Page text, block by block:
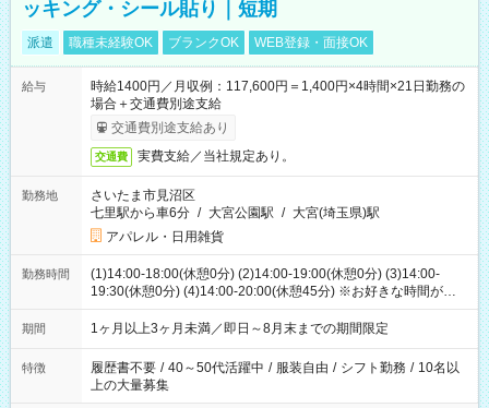
ッキング・シール貼り｜短期
派遣 職種未経験OK ブランクOK WEB登録・面接OK
給与
時給1400円／月収例：117,600円＝1,400円×4時間×21日勤務の
場合＋交通費別途支給
交通費別途支給あり
交通費 実費支給／当社規定あり。
勤務地
さいたま市見沼区
七里駅から車6分 / 大宮公園駅 / 大宮(埼玉県)駅
アパレル・日用雑貨
勤務時間
(1)14:00-18:00(休憩0分) (2)14:00-19:00(休憩0分) (3)14:00-
19:30(休憩0分) (4)14:00-20:00(休憩45分) ※お好きな時間が選べ
ます
期間 1ヶ月以上3ヶ月未満／即日～8月末までの期間限定
特徴 履歴書不要 / 40～50代活躍中 / 服装自由 / シフト勤務 / 10名以
上の大量募集